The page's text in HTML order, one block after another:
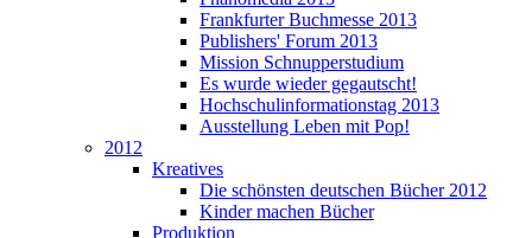
Frankfurter Buchmesse 2013
Publishers' Forum 2013
Mission Schnupperstudium
Es wurde wieder gegautscht!
Hochschulinformationstag 2013
Ausstellung Leben mit Pop!
2012
Kreatives
Die schönsten deutschen Bücher 2012
Kinder machen Bücher
Produktion